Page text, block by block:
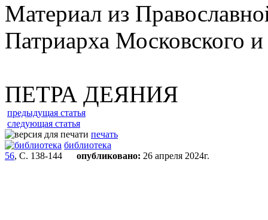
Материал из
Патриарха Московского
ПЕТРА ДЕЯНИЯ
предыдущая статья
следующая статья
печать
библиотека
56, С. 138-144 опубликовано: 26 апреля 2024г.